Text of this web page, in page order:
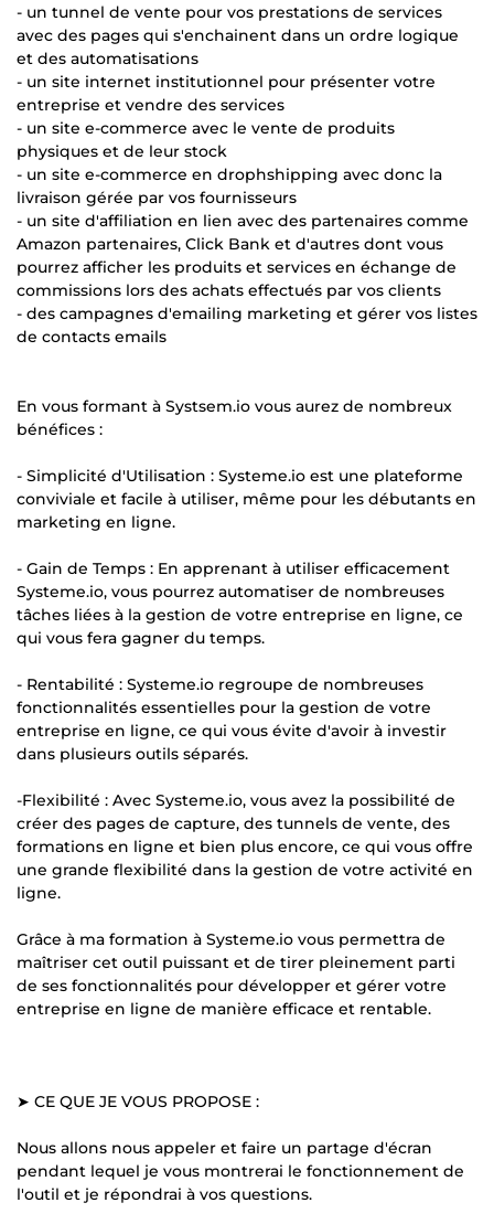
- un tunnel de vente pour vos prestations de services
avec des pages qui s'enchainent dans un ordre logique
et des automatisations
- un site internet institutionnel pour présenter votre
entreprise et vendre des services
- un site e-commerce avec le vente de produits
physiques et de leur stock
- un site e-commerce en drophshipping avec donc la
livraison gérée par vos fournisseurs
- un site d'affiliation en lien avec des partenaires comme
Amazon partenaires, Click Bank et d'autres dont vous
pourrez afficher les produits et services en échange de
commissions lors des achats effectués par vos clients
- des campagnes d'emailing marketing et gérer vos listes
de contacts emails
En vous formant à Systsem.io vous aurez de nombreux
bénéfices :
- Simplicité d'Utilisation : Systeme.io est une plateforme
conviviale et facile à utiliser, même pour les débutants en
marketing en ligne.
- Gain de Temps : En apprenant à utiliser efficacement
Systeme.io, vous pourrez automatiser de nombreuses
tâches liées à la gestion de votre entreprise en ligne, ce
qui vous fera gagner du temps.
- Rentabilité : Systeme.io regroupe de nombreuses
fonctionnalités essentielles pour la gestion de votre
entreprise en ligne, ce qui vous évite d'avoir à investir
dans plusieurs outils séparés.
-Flexibilité : Avec Systeme.io, vous avez la possibilité de
créer des pages de capture, des tunnels de vente, des
formations en ligne et bien plus encore, ce qui vous offre
une grande flexibilité dans la gestion de votre activité en
ligne.
Grâce à ma formation à Systeme.io vous permettra de
maîtriser cet outil puissant et de tirer pleinement parti
de ses fonctionnalités pour développer et gérer votre
entreprise en ligne de manière efficace et rentable.
➤ CE QUE JE VOUS PROPOSE :
Nous allons nous appeler et faire un partage d'écran
pendant lequel je vous montrerai le fonctionnement de
l'outil et je répondrai à vos questions.